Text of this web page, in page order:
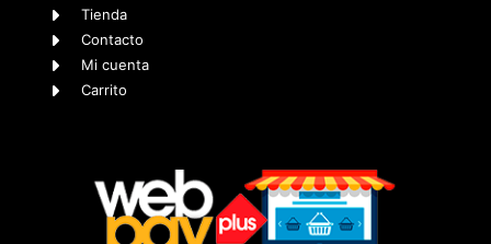
Tienda
Contacto
Mi cuenta
Carrito